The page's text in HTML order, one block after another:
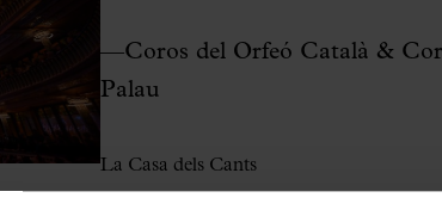
—Coros del Orfeó Català &
Palau
La Casa dels Cants